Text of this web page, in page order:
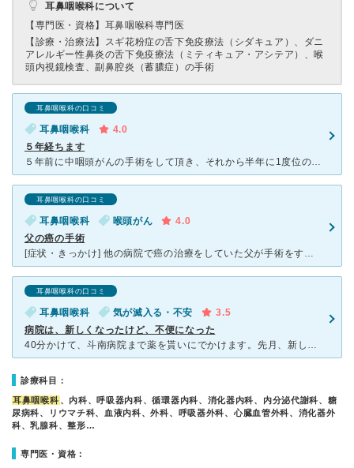
耳鼻咽喉科について
【専門医・資格】 耳鼻咽喉科専門医
【診療・治療法】 スギ花粉症の舌下免疫療法（シダキュア）、ダニ
アレルギー性鼻炎の舌下免疫療法（ミティキュア・アシテア）、喉
頭内視鏡検査、副鼻腔炎（蓄膿症）の手術
耳鼻咽喉科の口コミ
耳鼻咽喉科
4.0
５年経ちます
５年前に中咽頭がんの手術をして頂き、それから半年に1度位のペースで診察を受けています。 扁桃腺辺りにできた腫瘍の摘出と、摘出した所の再建手術をしました。 建物はかなり古く、検査を受けにいく時に
耳鼻咽喉科の口コミ
耳鼻咽喉科 喉頭がん
4.0
父の癌の手術
[症状・きっかけ] 他の病院で癌の治療をしていた父が手術をするのに担当医にこの病院を紹介され入院・手術しました。 [診断・治療] また全て１からの検査で半月位かかりました。 手術の前に家族
耳鼻咽喉科の口コミ
耳鼻咽喉科 気が滅入る・不安
3.5
病院は、新しくなったけど、不便になった
40分かけて、斗南病院まで薬を貰いにでかけます。先月、新しくなった病院へ行き、あたふたして、？の気持ちはあったのですが、今回二回目で、「不便になったなー」 と感じました。というのも、清算は、自販機
診療科目：
耳鼻咽喉科 、内科、呼吸器内科、循環器内科、消化器内科、内分泌代謝科、糖
尿病科、リウマチ科、血液内科、外科、呼吸器外科、心臓血管外科、消化器外
科、乳腺科、整形…
専門医・資格：